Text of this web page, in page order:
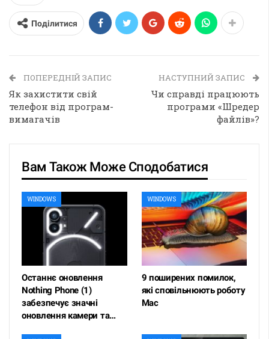
Поділитися
ПОПЕРЕДНІЙ ЗАПИС
Як захистити свій
телефон від програм-
вимагачів
НАСТУПНИЙ ЗАПИС
Чи справді працюють
програми «Шредер
файлів»?
Вам Також Може Сподобатися
WINDOWS
Останнє оновлення
Nothing Phone (1)
забезпечує значні
оновлення камери та…
WINDOWS
9 поширених помилок,
які сповільнюють роботу
Mac